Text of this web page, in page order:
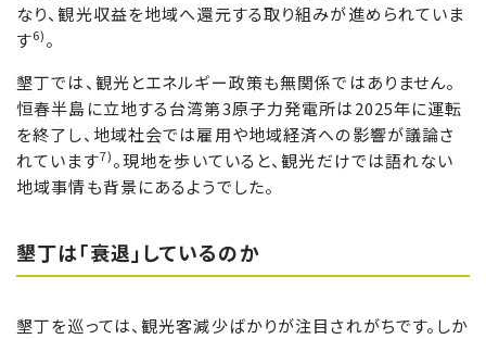
なり、観光収益を地域へ還元する取り組みが進められていま
す6)。
墾丁では、観光とエネルギー政策も無関係ではありません。
恒春半島に立地する台湾第3原子力発電所は2025年に運転
を終了し、地域社会では雇用や地域経済への影響が議論さ
れています7)。現地を歩いていると、観光だけでは語れない
地域事情も背景にあるようでした。
墾丁は「衰退」しているのか
墾丁を巡っては、観光客減少ばかりが注目されがちです。しか